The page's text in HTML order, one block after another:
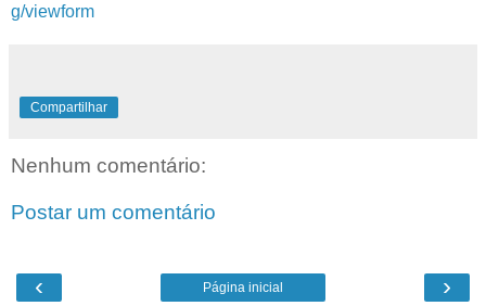
g/viewform
Compartilhar
Nenhum comentário:
Postar um comentário
‹ ›
Página inicial